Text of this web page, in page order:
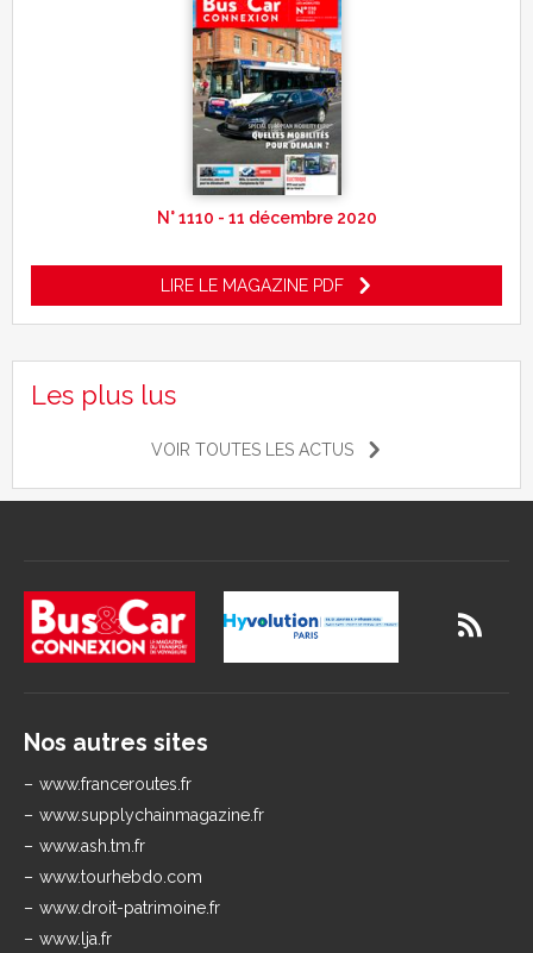
N° 1110 - 11 décembre 2020
LIRE LE MAGAZINE PDF
Les plus lus
VOIR TOUTES LES ACTUS
Nos autres sites
www.franceroutes.fr
www.supplychainmagazine.fr
www.ash.tm.fr
www.tourhebdo.com
www.droit-patrimoine.fr
www.lja.fr